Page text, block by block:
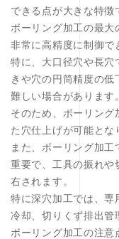
できる点が大きな特徴
ボーリング加工の最大
非常に高精度に制御で
特に、大口径穴や長穴
きや穴の円筒精度の
難しい場合があります。
そのため、ボーリング
た穴仕上げが可能とな
また、ボーリング加
重要で、工具の振れや
右されます。
特に深穴加工では、専
冷却、切りくず排出管
ボーリング加工の注意